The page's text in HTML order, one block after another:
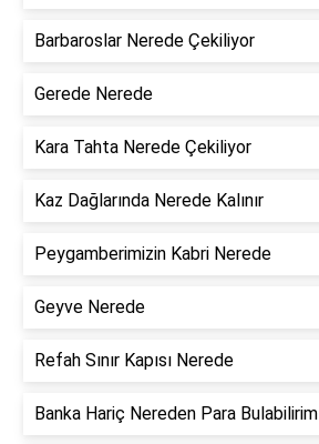
Barbaroslar Nerede Çekiliyor
Gerede Nerede
Kara Tahta Nerede Çekiliyor
Kaz Dağlarında Nerede Kalınır
Peygamberimizin Kabri Nerede
Geyve Nerede
Refah Sınır Kapısı Nerede
Banka Hariç Nereden Para Bulabilirim